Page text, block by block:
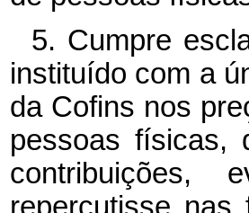
5. Cumpre
instituído com a
da Cofins nos
pessoas físicas,
contribuições,